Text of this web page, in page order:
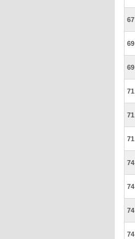
67
69
69
71
71
71
74
74
74
74